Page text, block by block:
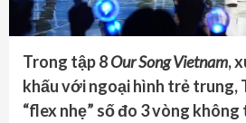
Trong tập 8Our Song Vietnam,
khấu với ngoại hình trẻ trung,
“flex nhẹ” số đo 3 vòng